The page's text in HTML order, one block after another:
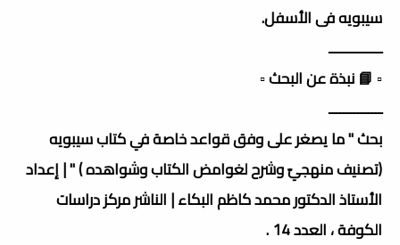
سيبويه فى الأسفل.
ـــــــــــــــ
▫️ 📘 نبذة عن البحث ▫️
ـــــــــــــــ
بحث " ما يصغر على وفق قواعد خاصة في كتاب سيبويه
(تصنيف منهجيّ وشرح لغوامض الكتاب وشواهده ) " | إعداد
الأستاذ الدكتور محمد كاظم البكاء | الناشر مركز دراسات
الكوفة ، العدد 14 .